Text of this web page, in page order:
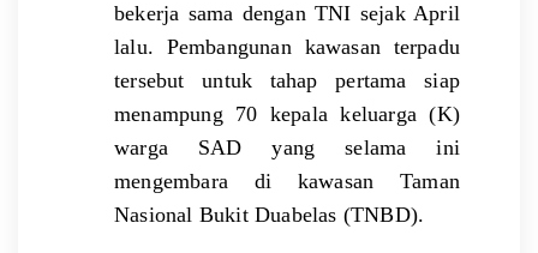
bekerja sama dengan TNI sejak April
lalu. Pembangunan kawasan terpadu
tersebut untuk tahap pertama siap
menampung 70 kepala keluarga (K)
warga SAD yang selama ini
mengembara di kawasan Taman
Nasional Bukit Duabelas (TNBD).